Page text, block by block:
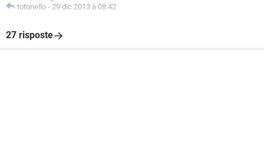
totoriello - 29 dic 2013 à 08:42
27 risposte